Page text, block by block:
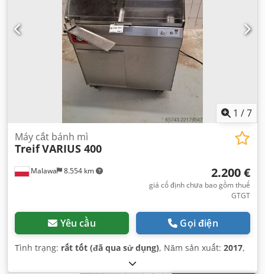
1 /7
Malawa 8.554 km
Máy cắt bánh mì
TreifVARIUS 400
2.200 €
giá cố định chưa bao gồm thuế
GTGT
Yêu cầu Gọi điện
Tình trạng: rất tốt (đã qua sử dụng), Năm sản xuất: 2017,